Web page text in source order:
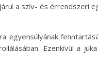
a szív- és érrendszeri
Ezenkívül a